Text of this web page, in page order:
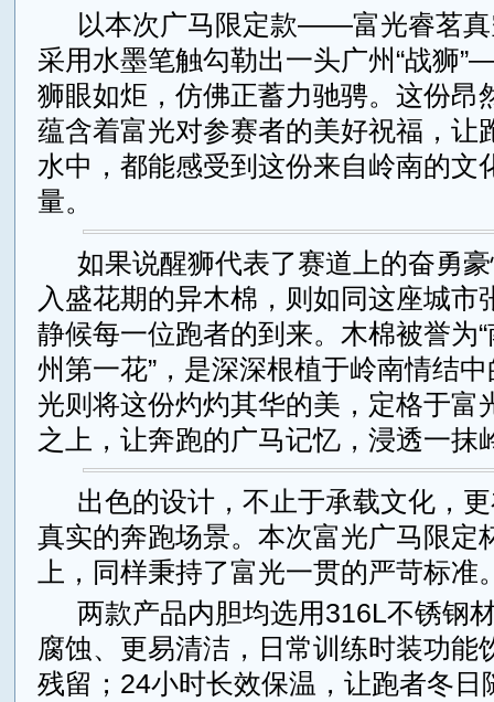
以本次广马限定款——富光睿茗真
采用水墨笔触勾勒出一头广州“战狮
狮眼如炬，仿佛正蓄力驰骋。这份昂
蕴含着富光对参赛者的美好祝福，让
水中，都能感受到这份来自岭南的文
量。
如果说醒狮代表了赛道上的奋勇
入盛花期的异木棉，则如同这座城市
静候每一位跑者的到来。木棉被誉为
州第一花”，是深深根植于岭南情结
光则将这份灼灼其华的美，定格于富
之上，让奔跑的广马记忆，浸透一抹
出色的设计，不止于承载文化，
真实的奔跑场景。本次富光广马限定
上，同样秉持了富光一贯的严苛标准
两款产品内胆均选用316L不锈钢
腐蚀、更易清洁，日常训练时装功能
残留；24小时长效保温，让跑者冬日